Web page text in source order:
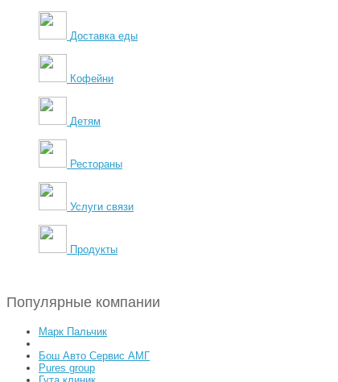
Доставка еды
Кофейни
Детям
Рестораны
Услуги связи
Продукты
Популярные компании
Марк Пальчик
Бош Авто Сервис АМГ
Pures group
Гута клиник